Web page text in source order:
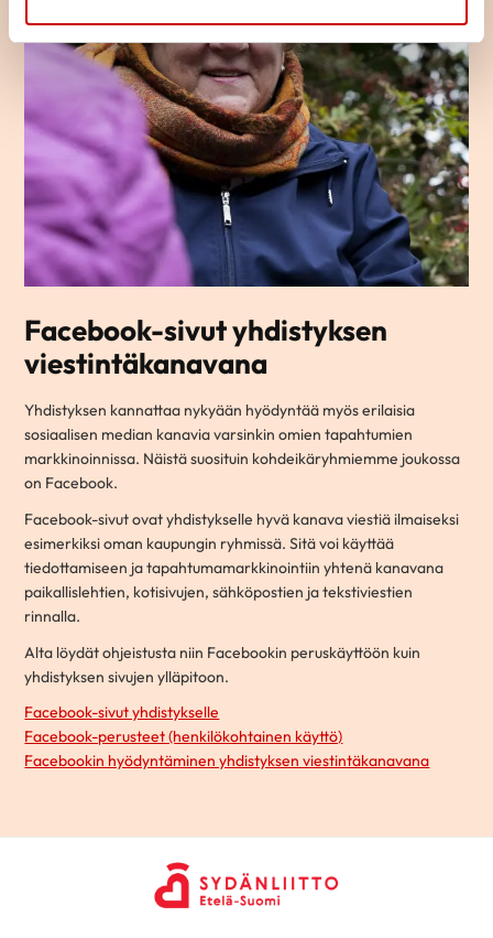
Facebook-sivut yhdistyksen
viestintäkanavana
Yhdistyksen kannattaa nykyään hyödyntää myös erilaisia
sosiaalisen median kanavia varsinkin omien tapahtumien
markkinoinnissa. Näistä suosituin kohdeikäryhmiemme joukossa
on Facebook.
Facebook-sivut ovat yhdistykselle hyvä kanava viestiä ilmaiseksi
esimerkiksi oman kaupungin ryhmissä. Sitä voi käyttää
tiedottamiseen ja tapahtumamarkkinointiin yhtenä kanavana
paikallislehtien, kotisivujen, sähköpostien ja tekstiviestien
rinnalla.
Alta löydät ohjeistusta niin Facebookin peruskäyttöön kuin
yhdistyksen sivujen ylläpitoon.
Facebook-sivut yhdistykselle
Facebook-perusteet (henkilökohtainen käyttö)
Facebookin hyödyntäminen yhdistyksen viestintäkanavana